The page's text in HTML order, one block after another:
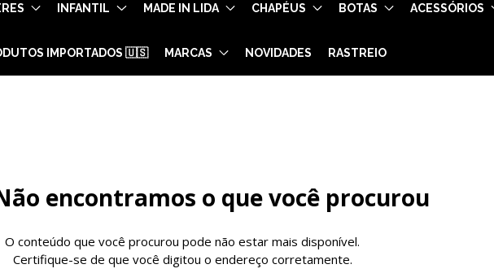
INFANTIL MADE IN LIDA CHAPÉUS BOTAS ACESSÓRIOS
IMPORTADOS 🇺🇸 MARCAS NOVIDADES RASTREIO
encontramos o que você procurou
O conteúdo que você procurou pode não estar mais disponível.
Certifique-se de que você digitou o endereço corretamente.